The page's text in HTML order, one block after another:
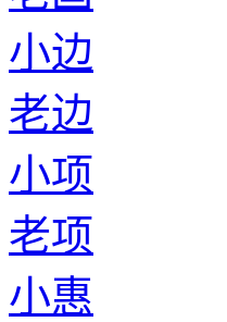
小边
老边
小项
老项
小惠